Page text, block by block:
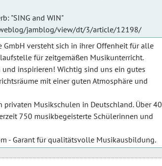
"SING and WIN"
jamblog/view/dt/3/article/12198/
GmbH versteht sich in ihrer Offenheit für alle
für zeitgemäßen Musikunterricht.
inspirieren! Wichtig sind uns ein gutes
mit einer guten Atmosphäre und
privaten Musikschulen in Deutschland. Über 40
750 musikbegeisterte Schülerinnen und
- Garant für qualitätsvolle Musikausbildung.